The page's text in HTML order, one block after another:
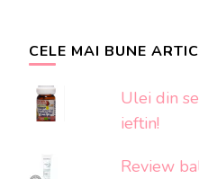
CELE MAI BUNE
Ulei din
ieftin!
Review